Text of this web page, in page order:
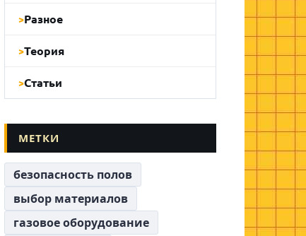
Разное
Теория
Статьи
МЕТКИ
безопасность полов
выбор материалов
газовое оборудование